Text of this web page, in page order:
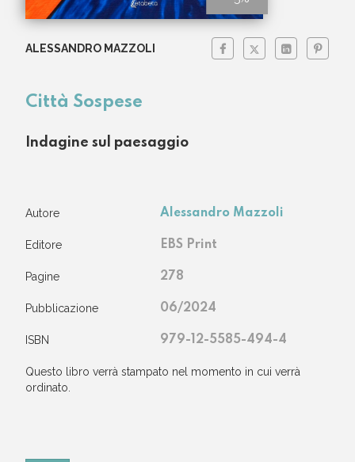
ALESSANDRO MAZZOLI
Città Sospese
Indagine sul paesaggio
Autore Alessandro Mazzoli
Editore EBS Print
Pagine 278
Pubblicazione 06/2024
ISBN 979-12-5585-494-4
questo libro verrà stampato nel momento in cui verrà
ordinato.